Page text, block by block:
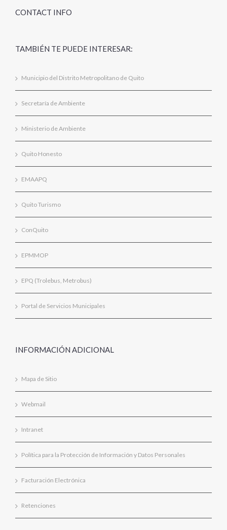
CONTACT INFO
TAMBIÉN TE PUEDE INTERESAR:
Municipio del Distrito Metropolitano de Quito
Secretaría de Ambiente
Ministerio de Ambiente
Quito Honesto
EMAAPQ
Quito Turismo
ConQuito
EPMMOP
EPQ (Trolebus, Metrobus)
Portal de Servicios Municipales
INFORMACIÓN ADICIONAL
Mapa de Sitio
Webmail
Intranet
Política para la Protección de Información y Datos Personales
Facturación Electrónica
Retenciones